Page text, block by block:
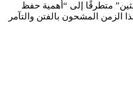
متطرقًا إلى “أهمية حفظ
الزمن المشحون بالفتن والتآمر